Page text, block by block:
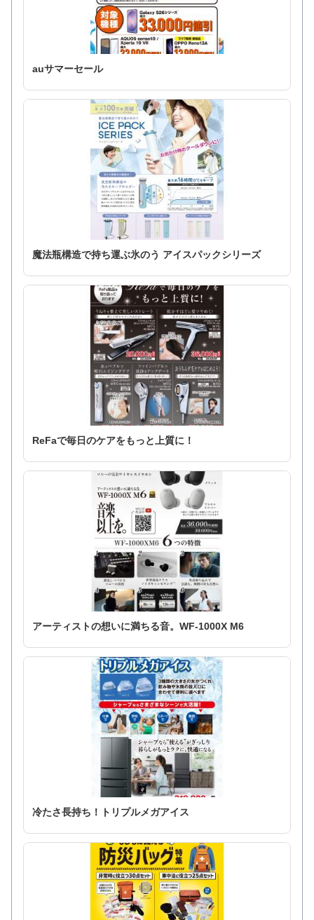
auサマーセール
魔法瓶構造で持ち運ぶ氷のう アイスパックシリーズ
ReFaで毎日のケアをもっと上質に！
アーティストの想いに満ちる音。WF-1000X M6
冷たさ長持ち！トリプルメガアイス